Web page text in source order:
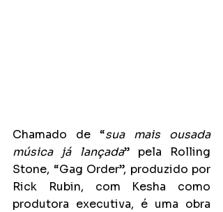
Chamado de “sua mais ousada
música já lançada” pela Rolling
Stone, “Gag Order”, produzido por
Rick Rubin, com Kesha como
produtora executiva, é uma obra